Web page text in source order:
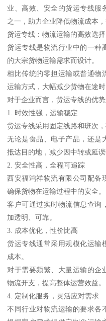
业、高效、安全的货运专线服
之一，助力企业降低物流成本，
货运专线：物流运输的高效选择
货运专线是物流行业中的一种
的大宗货物运输需求而设计。
相比传统的零担运输或普通物
运输方式，大幅减少货物在途
对于企业而言，货运专线的优
1. 时效性强，运输稳定
货运专线采用固定线路和班次
无论是食品、电子产品，还是
抵达目的地，减少因中转或延误
2. 安全性高，全程可追踪
西安福鸿祥物流有限公司配备
确保货物在运输过程中的安全。
客户可通过实时物流信息查询
加透明、可靠。
3. 成本优化，性价比高
货运专线通常采用规模化运输
成本。
对于需要频繁、大量运输的企
物流开支，提高整体运营效益。
4. 定制化服务，灵活应对需求
不同行业对物流运输的要求各